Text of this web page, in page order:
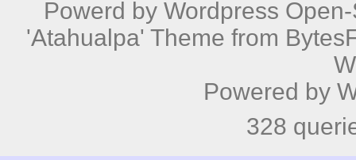
Powerd by Wordpress
'Atahualpa' Theme from
Powered by
328